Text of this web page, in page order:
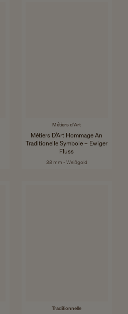
Métiers d'Art
Métiers D’Art Hommage An
Traditionelle Symbole – Ewiger
Fluss
38 mm - Weißgold
Traditionnelle